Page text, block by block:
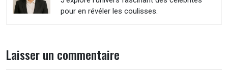
pour en révéler les coulisses.
Laisser un commentaire